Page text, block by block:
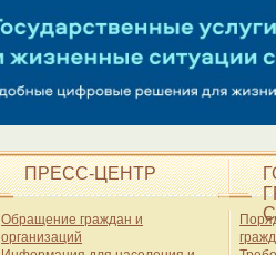
ПРЕСС-ЦЕНТР
Обращение граждан и
организаций